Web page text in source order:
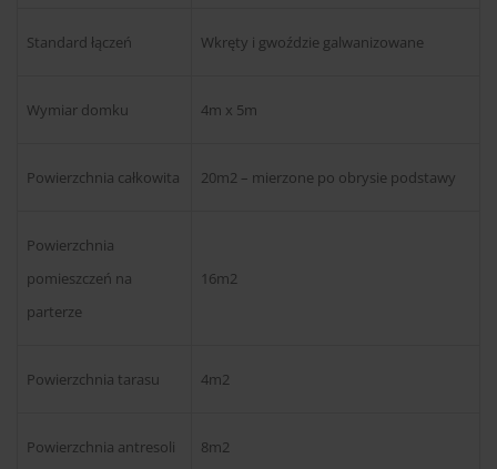
Standard łączeń Wkręty i gwoździe galwanizowane
Wymiar domku 4m x 5m
Powierzchnia całkowita 20m2 – mierzone po obrysie podstawy
Powierzchnia
pomieszczeń na
parterze
16m2
Powierzchnia tarasu 4m2
Powierzchnia antresoli 8m2